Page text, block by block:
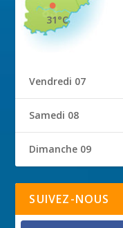
31°C
Vendredi 07
Samedi 08
Dimanche 09
SUIVEZ-NOUS